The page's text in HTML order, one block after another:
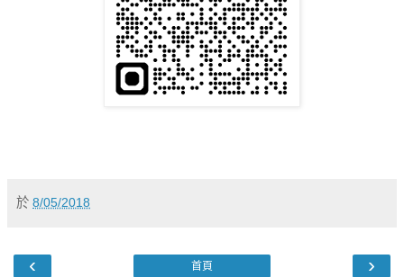
於 8/05/2018
‹ ›
首頁